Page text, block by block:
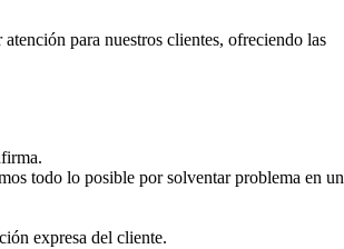
para nuestros clientes, ofreciendo las
todo lo posible por solventar problema en un
expresa del cliente.